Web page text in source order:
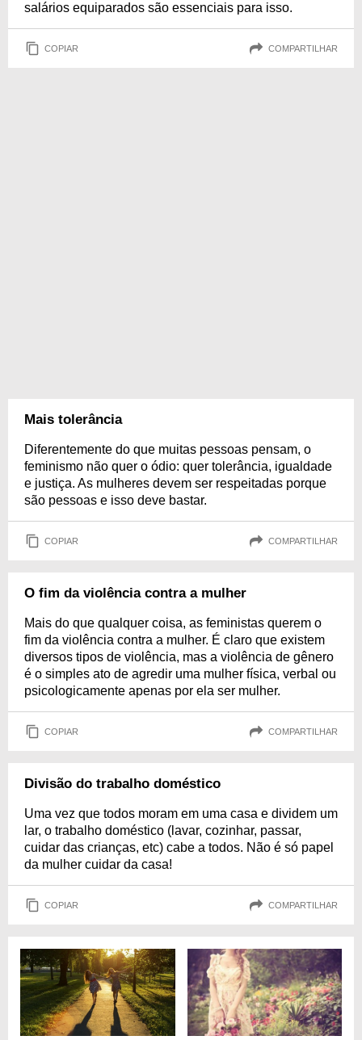
salários equiparados são essenciais para isso.
COPIAR COMPARTILHAR
Mais tolerância
Diferentemente do que muitas pessoas pensam, o
feminismo não quer o ódio: quer tolerância, igualdade
e justiça. As mulheres devem ser respeitadas porque
são pessoas e isso deve bastar.
COPIAR COMPARTILHAR
O fim da violência contra a mulher
Mais do que qualquer coisa, as feministas querem o
fim da violência contra a mulher. É claro que existem
diversos tipos de violência, mas a violência de gênero
é o simples ato de agredir uma mulher física, verbal ou
psicologicamente apenas por ela ser mulher.
COPIAR COMPARTILHAR
Divisão do trabalho doméstico
Uma vez que todos moram em uma casa e dividem um
lar, o trabalho doméstico (lavar, cozinhar, passar,
cuidar das crianças, etc) cabe a todos. Não é só papel
da mulher cuidar da casa!
COPIAR COMPARTILHAR